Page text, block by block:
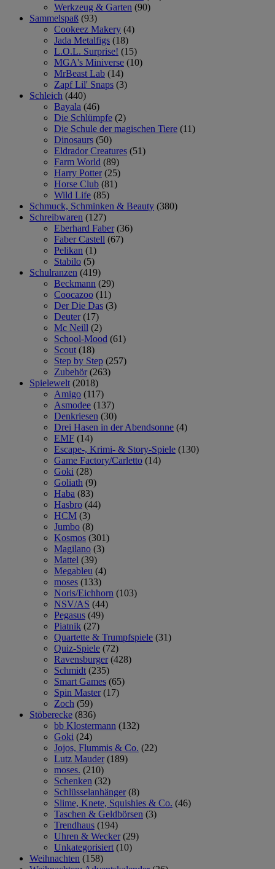
Werkzeug & Garten (90)
Sammelspaß (93)
Cookeez Makery (4)
Jada Metalfigs (18)
L.O.L. Surprise! (15)
MGA's Miniverse (10)
MrBeast Lab (14)
Zapf Lil' Snaps (3)
Schleich (440)
Bayala (46)
Die Schlümpfe (2)
Die Schule der magischen Tiere (11)
Dinosaurs (50)
Eldrador Creatures (51)
Farm World (89)
Harry Potter (25)
Horse Club (81)
Wild Life (85)
Schmuck, Schminken & Beauty (380)
Schreibwaren (127)
Eberhard Faber (36)
Faber Castell (67)
Pelikan (1)
Stabilo (5)
Schulranzen (419)
Beckmann (29)
Coocazoo (11)
Der Die Das (3)
Deuter (17)
Mc Neill (2)
School-Mood (61)
Scout (18)
Step by Step (257)
Zubehör (263)
Spielewelt (2018)
Amigo (117)
Asmodee (137)
Denkriesen (30)
Drei Hasen in der Abendsonne (4)
EMF (14)
Escape-, Krimi- & Story-Spiele (130)
Game Factory/Carletto (14)
Goki (28)
Goliath (9)
Haba (83)
Hasbro (44)
HCM (3)
Jumbo (8)
Kosmos (301)
Magilano (3)
Mattel (39)
Megableu (4)
moses (133)
Noris/Eichhorn (103)
NSV/AS (44)
Pegasus (49)
Piatnik (27)
Quartette & Trumpfspiele (31)
Quiz-Spiele (72)
Ravensburger (428)
Schmidt (235)
Smart Games (65)
Spin Master (17)
Zoch (59)
Stöberecke (836)
bb Klostermann (132)
Goki (24)
Jojos, Flummis & Co. (22)
Lutz Mauder (189)
moses. (210)
Schenken (32)
Schlüsselanhänger (8)
Slime, Knete, Squishies & Co. (46)
Taschen & Geldbörsen (3)
Trendhaus (194)
Uhren & Wecker (29)
Unkategorisiert (10)
Weihnachten (158)